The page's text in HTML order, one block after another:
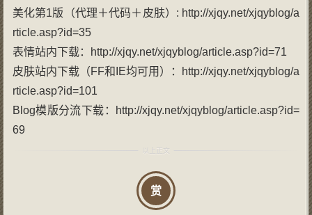
美化第1版（代理＋代码＋皮肤）: http://xjqy.net/xjqyblog/a
rticle.asp?id=35
表情站内下载：http://xjqy.net/xjqyblog/article.asp?id=71
皮肤站内下载（FF和IE均可用）：http://xjqy.net/xjqyblog/a
rticle.asp?id=101
Blog模版分流下载：http://xjqy.net/xjqyblog/article.asp?id=
69
赏